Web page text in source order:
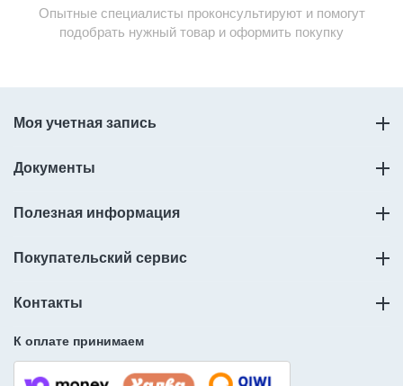
Опытные специалисты проконсультируют и помогут
подобрать нужный товар и оформить покупку
Моя учетная запись
Документы
Полезная информация
Покупательский сервис
Контакты
К оплате принимаем